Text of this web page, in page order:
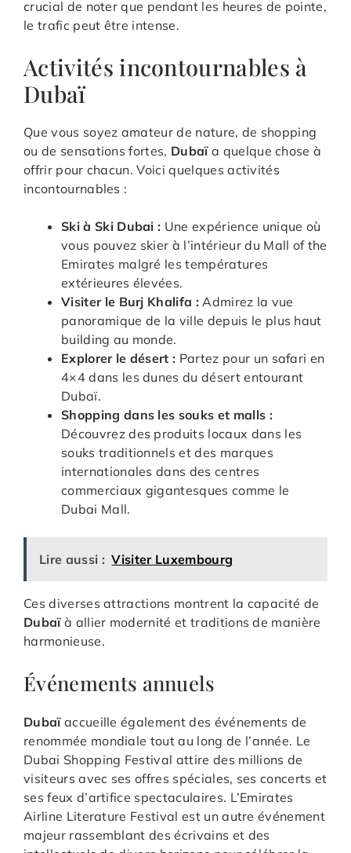
crucial de noter que pendant les heures de pointe,
le trafic peut être intense.
Activités incontournables à
Dubaï
Que vous soyez amateur de nature, de shopping
ou de sensations fortes, Dubaïa quelque chose à
offrir pour chacun. Voici quelques activités
incontournables :
Ski à Ski Dubai : Une expérience unique où
vous pouvez skier à l’intérieur du Mall of the
Emirates malgré les températures
extérieures élevées.
Visiter le Burj Khalifa : Admirez la vue
panoramique de la ville depuis le plus haut
building au monde.
Explorer le désert : Partez pour un safari en
4×4 dans les dunes du désert entourant
Dubaï.
Shopping dans les souks et malls :
Découvrez des produits locaux dans les
souks traditionnels et des marques
internationales dans des centres
commerciaux gigantesques comme le
Dubai Mall.
Lire aussi : Visiter Luxembourg
Ces diverses attractions montrent la capacité de
Dubaïà allier modernité et traditions de manière
harmonieuse.
Événements annuels
Dubaïaccueille également des événements de
renommée mondiale tout au long de l’année. Le
Dubai Shopping Festival attire des millions de
visiteurs avec ses offres spéciales, ses concerts et
ses feux d’artifice spectaculaires. L’Emirates
Airline Literature Festival est un autre événement
majeur rassemblant des écrivains et des